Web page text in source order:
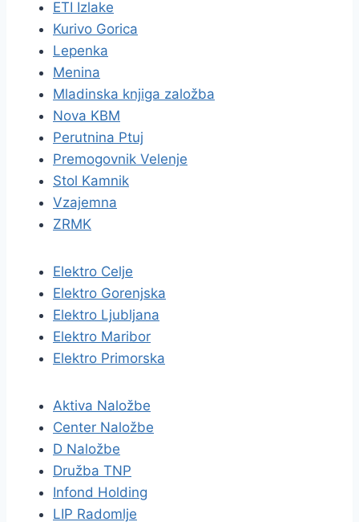
ETI Izlake
Kurivo Gorica
Lepenka
Menina
Mladinska knjiga založba
Nova KBM
Perutnina Ptuj
Premogovnik Velenje
Stol Kamnik
Vzajemna
ZRMK
Elektro Celje
Elektro Gorenjska
Elektro Ljubljana
Elektro Maribor
Elektro Primorska
Aktiva Naložbe
Center Naložbe
D Naložbe
Družba TNP
Infond Holding
LIP Radomlje